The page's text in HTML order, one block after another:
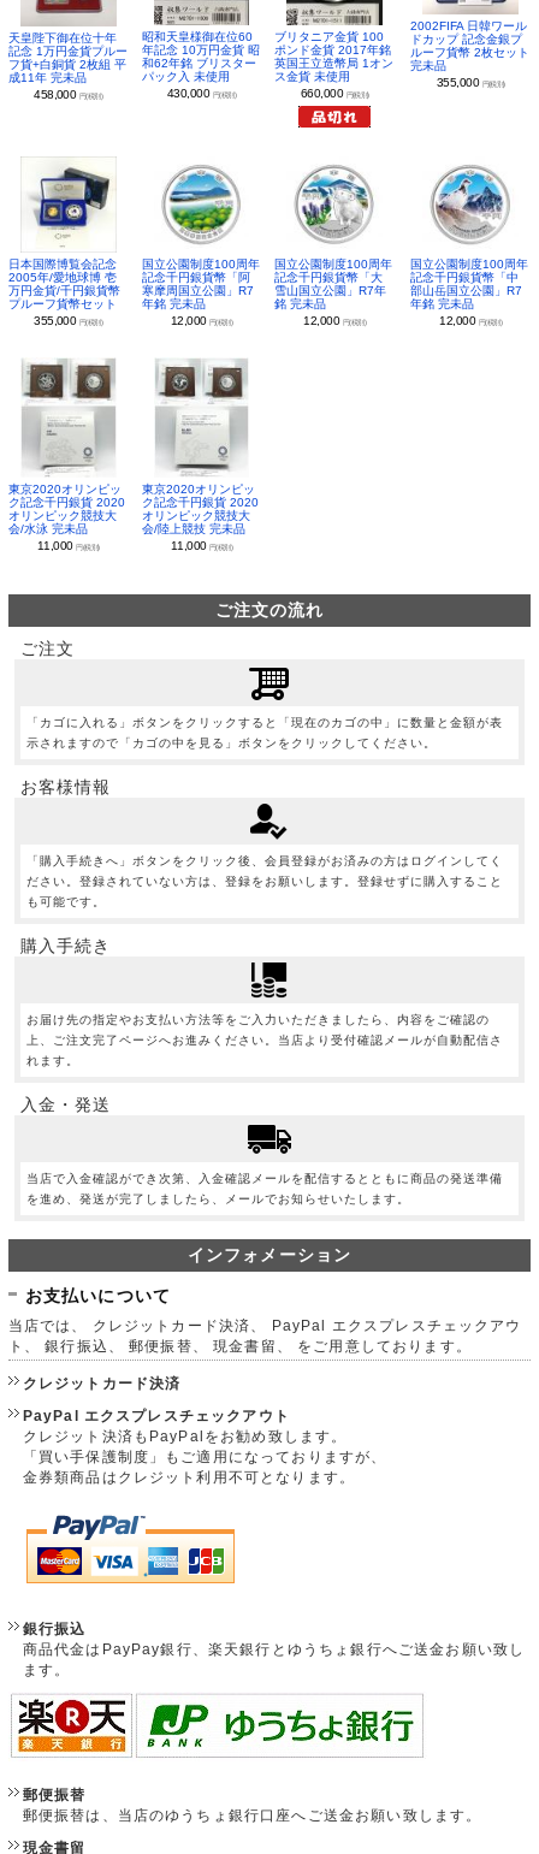
天皇陛下御在位十年
記念 1万円金貨プルー
フ貨+白銅貨 2枚組 平
成11年 完未品
458,000 円(税別)
昭和天皇様御在位60
年記念 10万円金貨 昭
和62年銘 ブリスター
パック入 未使用
430,000 円(税別)
ブリタニア金貨 100
ポンド金貨 2017年銘
英国王立造幣局 1オン
ス金貨 未使用
660,000 円(税別)
2002FIFA 日韓ワール
ドカップ 記念金銀プ
ルーフ貨幣 2枚セット
完未品
355,000 円(税別)
日本国際博覧会記念
2005年/愛地球博 壱
万円金貨/千円銀貨幣
プルーフ貨幣セット
355,000 円(税別)
国立公園制度100周年
記念千円銀貨幣「阿
寒摩周国立公園」R7
年銘 完未品
12,000 円(税別)
国立公園制度100周年
記念千円銀貨幣「大
雪山国立公園」R7年
銘 完未品
12,000 円(税別)
国立公園制度100周年
記念千円銀貨幣「中
部山岳国立公園」R7
年銘 完未品
12,000 円(税別)
東京2020オリンピッ
ク記念千円銀貨 2020
オリンピック競技大
会/水泳 完未品
11,000円(税別)
東京2020オリンピッ
ク記念千円銀貨 2020
オリンピック競技大
会/陸上競技 完未品
11,000 円(税別)
ご注文の流れ
ご注文
「カゴに入れる」ボタンをクリックすると「現在のカゴの中」に数量と金額が表
示されますので「カゴの中を見る」ボタンをクリックしてください。
お客様情報
「購入手続きへ」ボタンをクリック後、会員登録がお済みの方はログインしてく
ださい。登録されていない方は、登録をお願いします。登録せずに購入すること
も可能です。
購入手続き
お届け先の指定やお支払い方法等をご入力いただきましたら、内容をご確認の
上、ご注文完了ページへお進みください。当店より受付確認メールが自動配信さ
れます。
入金・発送
当店で入金確認ができ次第、入金確認メールを配信するとともに商品の発送準備
を進め、発送が完了しましたら、メールでお知らせいたします。
インフォメーション
お支払いについて
当店では、 クレジットカード決済、 PayPal エクスプレスチェックアウ
ト、 銀行振込、 郵便振替、 現金書留、 をご用意しております。
クレジットカード決済
PayPal エクスプレスチェックアウト
クレジット決済もPayPalをお勧め致します。
「買い手保護制度」もご適用になっておりますが、
金券類商品はクレジット利用不可となります。
銀行振込
商品代金はPayPay銀行、楽天銀行とゆうちょ銀行へご送金お願い致し
ます。
郵便振替
郵便振替は、当店のゆうちょ銀行口座へご送金お願い致します。
現金書留